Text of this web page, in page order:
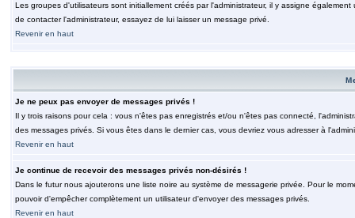
Les groupes d'utilisateurs sont initiallement créés par l'administrateur, il y assigne
de contacter l'administrateur, essayez de lui laisser un message privé.
Revenir en haut
Je ne peux pas envoyer de messages privés !
Il y trois raisons pour cela : vous n'êtes pas enregistrés et/ou n'êtes pas connecté,
des messages privés. Si vous êtes dans le dernier cas, vous devriez vous adresser à
Revenir en haut
Je continue de recevoir des messages privés non-désirés !
Dans le futur nous ajouterons une liste noire au système de messagerie privée. Pour le
pouvoir d'empêcher complètement un utilisateur d'envoyer des messages privés.
Revenir en haut